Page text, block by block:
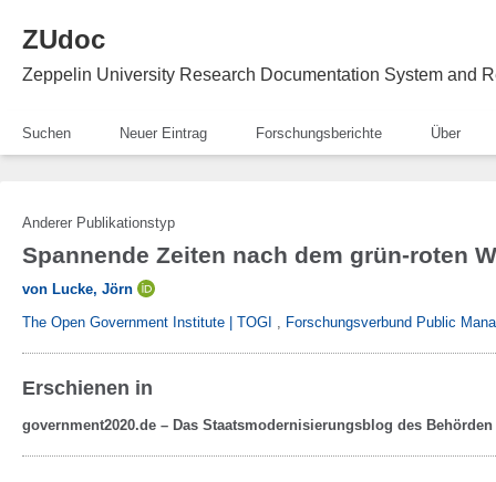
ZUdoc
Zeppelin University Research Documentation System and
Suchen Neuer Eintrag Forschungsberichte Über
Anderer Publikationstyp
Spannende Zeiten nach dem grün-roten
von Lucke, Jörn
The Open Government Institute | TOGI , Forschungsverbund Public
Erschienen in
government2020.de – Das Staatsmodernisierungsblog des